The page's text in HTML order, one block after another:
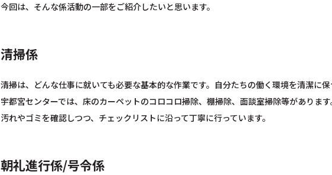
今回は、そんな係活動の一部をご紹介したいと思います。
清掃係
清掃は、どんな仕事に就いても必要な基本的な作業です。自分たちの働く環境を清潔に
宇都宮センターでは、床のカーペットのコロコロ掃除、棚掃除、面談室掃除等がありま
汚れやゴミを確認しつつ、チェックリストに沿って丁寧に行っています。
朝礼進行係/号令係